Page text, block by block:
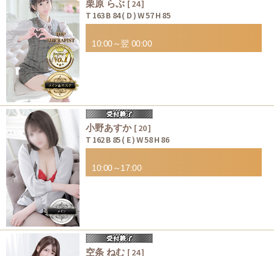
栗原 らぶ [ 24 ]
T 163 B 84 ( D ) W 57 H 85
10:00～翌 00:00
小野あすか [ 20 ]
T 162 B 85 ( E ) W 58 H 86
10:00～17:00
空条 ねむ [ 24 ]